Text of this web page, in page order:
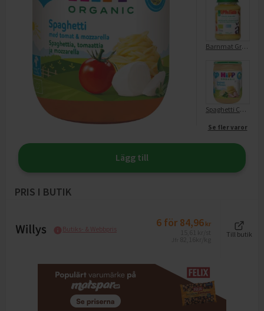
Barnmat Grönsaker Och Kyckling Från 8 Mån EKO
Spaghetti Carbonara 8 mån
Se fler varor
Lägg till
PRIS I BUTIK
Butiks- & Webbpris 6 för 84,96 kr
Till butik